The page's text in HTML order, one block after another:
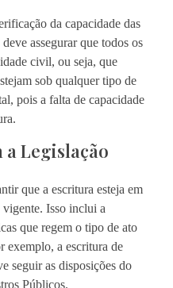
da capacidade das
assegurar que todos os
civil, ou seja, que
sob qualquer tipo de
pois a falta de capacidade
Legislação
que a escritura esteja em
Isso inclui a
que regem o tipo de ato
exemplo, a escritura de
seguir as disposições do
Públicos.